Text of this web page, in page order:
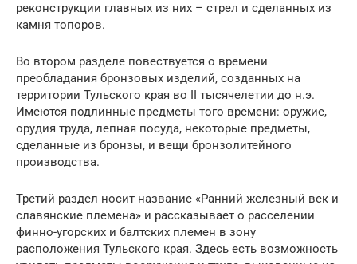
реконструкции главных из них – стрел и сделанных из
камня топоров.
Во втором разделе повествуется о времени
преобладания бронзовых изделий, созданных на
территории Тульского края во II тысячелетии до н.э.
Имеются подлинные предметы того времени: оружие,
орудия труда, лепная посуда, некоторые предметы,
сделанные из бронзы, и вещи бронзолитейного
производства.
Третий раздел носит название «Ранний железный век и
славянские племена» и рассказывает о расселении
финно-угорских и балтских племен в зону
расположения Тульского края. Здесь есть возможность